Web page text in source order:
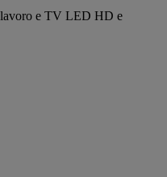
lavoro e TV LED HD e